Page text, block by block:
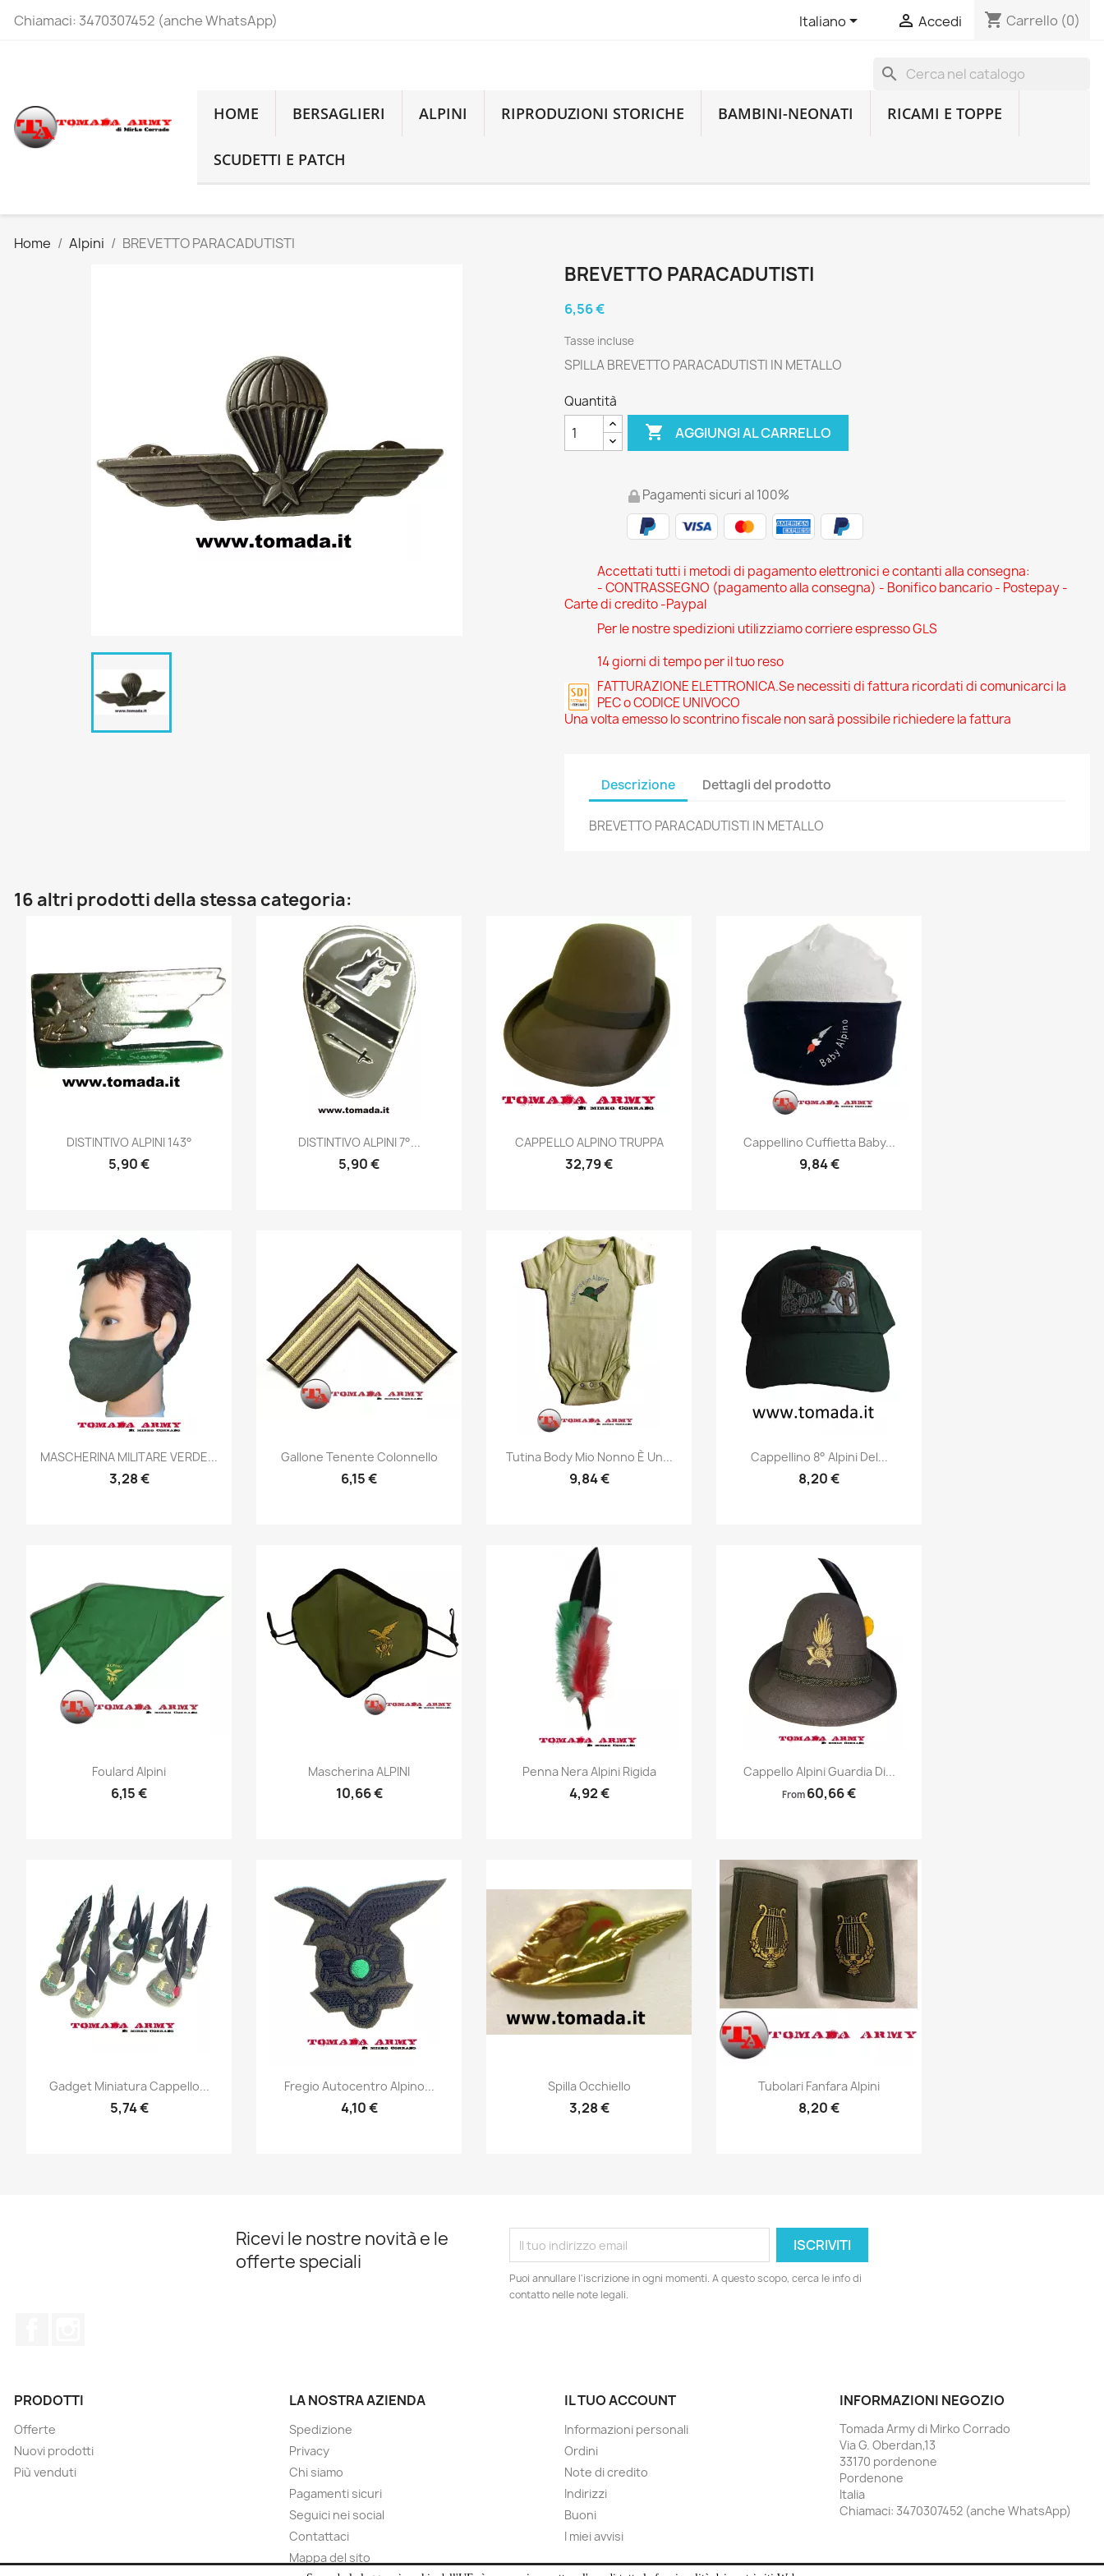
Chiamaci: 3470307452 (anche WhatsApp) Italiano  Accedi shopping_cart Carrello (0)
search
HOME
BERSAGLIERI ALPINI RIPRODUZIONI STORICHE BAMBINI-NEONATI RICAMI E TOPPE
SCUDETTI E PATCH
Home Alpini BREVETTO PARACADUTISTI
BREVETTO PARACADUTISTI
6,56 €
Tasse incluse
SPILLA BREVETTO PARACADUTISTI IN METALLO
Quantità
 AGGIUNGI AL CARRELLO
Pagamenti sicuri al 100%
Accettati tutti i metodi di pagamento elettronici e contanti alla consegna:
- CONTRASSEGNO (pagamento alla consegna) - Bonifico bancario - Postepay -
Carte di credito -Paypal
Per le nostre spedizioni utilizziamo corriere espresso GLS
14 giorni di tempo per il tuo reso
FATTURAZIONE ELETTRONICA.Se necessiti di fattura ricordati di comunicarci la
PEC o CODICE UNIVOCO
Una volta emesso lo scontrino fiscale non sarà possibile richiedere la fattura
Descrizione Dettagli del prodotto
BREVETTO PARACADUTISTI IN METALLO
16 altri prodotti della stessa categoria:
Anteprima
DISTINTIVO ALPINI 143°
5,90 €
Anteprima
DISTINTIVO ALPINI 7°...
5,90 €
Anteprima
CAPPELLO ALPINO TRUPPA
32,79 €
Anteprima
Cappellino Cuffietta Baby...
9,84 €
Anteprima
MASCHERINA MILITARE VERDE...
3,28 €
Anteprima
Gallone Tenente Colonnello
6,15 €
Anteprima
Tutina Body Mio Nonno È Un...
9,84 €
Anteprima
Cappellino 8° Alpini Del...
8,20 €
Anteprima
Foulard Alpini
6,15 €
Anteprima
Mascherina ALPINI
10,66 €
Anteprima
Penna Nera Alpini Rigida
4,92 €
 Anteprima
Cappello Alpini Guardia Di...
From 60,66 €
Anteprima
Gadget Miniatura Cappello...
5,74 €
Anteprima
Fregio Autocentro Alpino...
4,10 €
Anteprima
Spilla Occhiello
3,28 €
Anteprima
Tubolari Fanfara Alpini
8,20 €
Ricevi le nostre novità e le
offerte speciali
Puoi annullare l'iscrizione in ogni momenti. A questo scopo, cerca le info di
contatto nelle note legali.
PRODOTTI
Offerte
Nuovi prodotti
Più venduti
LA NOSTRA AZIENDA
Spedizione
Privacy
Chi siamo
Pagamenti sicuri
Seguici nei social
Contattaci
Mappa del sito
IL TUO ACCOUNT
Informazioni personali
Ordini
Note di credito
Indirizzi
Buoni
I miei avvisi
INFORMAZIONI NEGOZIO
Tomada Army di Mirko Corrado
Via G. Oberdan,13
33170 pordenone
Pordenone
Italia
Chiamaci: 3470307452 (anche WhatsApp)